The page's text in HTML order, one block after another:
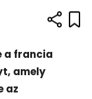
a francia
amely
az